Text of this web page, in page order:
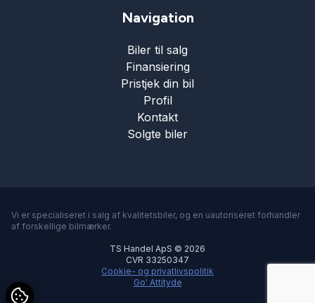
Navigation
Biler til salg
Finansiering
Pristjek din bil
Profil
Kontakt
Solgte biler
Vi er specialiseret i salg af kvalitetsbiler, og en uautoriseret forhandler
af forskellige bilmærker.
TS Handel ApS © 2026
CVR 33250347
Cookie- og privatlivspolitik
Go' Attityde